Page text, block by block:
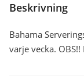
Beskrivning
Bahama
varje vecka.